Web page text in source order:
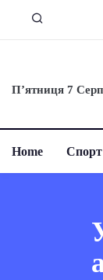
П’ятниця 7
Home Спорт